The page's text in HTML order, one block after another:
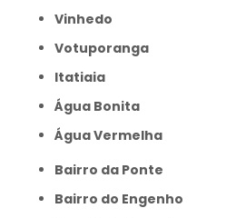
Vinhedo
Votuporanga
itatiaia
Água Bonita
Água Vermelha
Bairro da Ponte
Bairro do Engenho